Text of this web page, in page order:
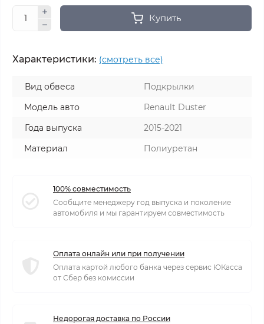
Купить
Характеристики: (смотреть все)
Вид обвеса
Подкрылки
Модель авто
Renault Duster
Года выпуска
2015-2021
Материал
Полиуретан
100% совместимость
Сообщите менеджеру год выпуска и поколение
автомобиля и мы гарантируем совместимость
Оплата онлайн или при получении
Оплата картой любого банка через сервис ЮКасса
от Сбер без комиссии
Недорогая доставка по России